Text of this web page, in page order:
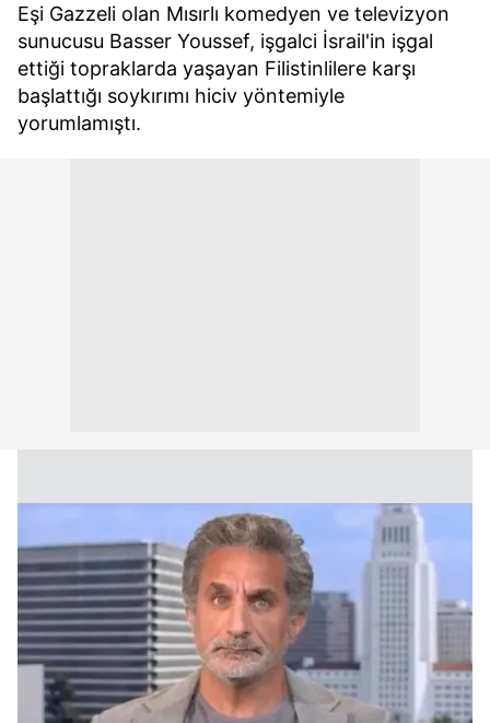
Eşi Gazzeli olan Mısırlı komedyen ve televizyon
sunucusu Basser Youssef, işgalci İsrail'in işgal
ettiği topraklarda yaşayan Filistinlilere karşı
başlattığı soykırımı hiciv yöntemiyle
yorumlamıştı.